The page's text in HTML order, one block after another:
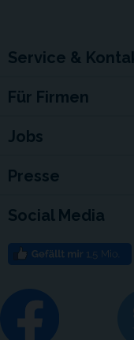
Service &
Für Firmen
Jobs
Presse
Social Media